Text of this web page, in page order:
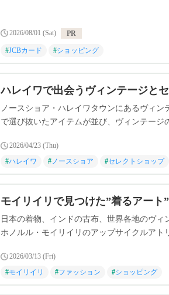
2026/08/01 (Sat) PR
#JCBカード #ショッピング
ハレイワで出会うヴィンテージと
ノースショア・ハレイワタウンにあるヴィ
で選び抜いたアイテムが並び、ヴィンテー
2026/04/23 (Thu)
#ハレイワ #ノースショア #セレクトショップ
モイリイリで見つけた”着るアート
日本の着物、インドの古布、世界各地のヴ
ホノルル・モイリイリのアップサイクルアト
2026/03/13 (Fri)
#モイリイリ #ファッション #ショッピング